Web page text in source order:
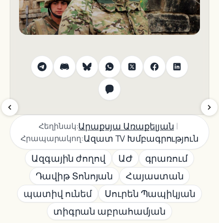
Հեղինակ:Արաքսյա Առաքելյան |
Հրապարակող:Ազատ TV Խմբագրություն
Ազգային ժողով ԱԺ
գրառում
Դավիթ Տոնոյան
Հայաստան
պատիվ ունեմ
Սուրեն Պապիկյան
տիգրան աբրահամյան